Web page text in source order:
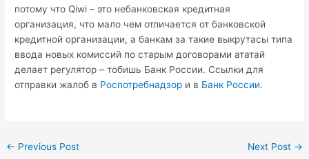
потому что Qiwi – это небанковская кредитная
организация, что мало чем отличается от банковской
кредитной организации, а банкам за такие выкрутасы типа
ввода новых комиссий по старым договорами ататай
делает регулятор – тобишь Банк России. Ссылки для
отправки жалоб в Роспотребнадзор и в Банк России.
Post
← Previous Post Next Post →